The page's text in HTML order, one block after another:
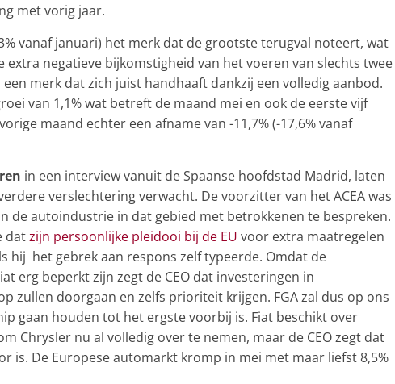
met vorig jaar.
vanaf januari) het merk dat de grootste terugval noteert, wat
negatieve bijkomstigheid van het voeren van slechts twee
een merk dat zich juist handhaaft dankzij een volledig aanbod.
van 1,1% wat betreft de maand mei en ook de eerste vijf
maand echter een afname van -11,7% (-17,6% vanaf
in een interview vanuit de Spaanse hoofdstad Madrid, laten
verslechtering verwacht. De voorzitter van het ACEA was
de autoindustrie in dat gebied met betrokkenen te bespreken.
datzijn persoonlijke pleidooi bij de EU voor extra maatregelen
hij het gebrek aan respons zelf typeerde. Omdat de
erg beperkt zijn zegt de CEO dat investeringen in
zullen doorgaan en zelfs prioriteit krijgen. FGA zal dus op ons
gaan houden tot het ergste voorbij is. Fiat beschikt over
Chrysler nu al volledig over te nemen, maar de CEO zegt dat
is. De Europese automarkt kromp in mei met maar liefst 8,5%